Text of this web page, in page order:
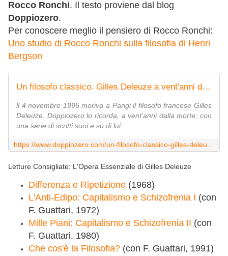
Rocco Ronchi. Il testo proviene dal blog
Doppiozero.
Per conoscere meglio il pensiero di Rocco Ronchi:
Uno studio di Rocco Ronchi sulla filosofia di Henri
Bergson
Un filosofo classico. Gilles Deleuze a vent'anni dalla morte
ll 4 novembre 1995 moriva a Parigi il filosofo francese Gilles
Deleuze. Doppiozero lo ricorda, a vent'anni dalla morte, con
una serie di scritti suoi e su di lui.
Letture Consigliate: L'Opera Essenziale di Gilles Deleuze
Differenza e Ripetizione (1968)
L'Anti-Edipo: Capitalismo e Schizofrenia I (con
F. Guattari, 1972)
Mille Piani: Capitalismo e Schizofrenia II (con
F. Guattari, 1980)
Che cos'è la Filosofia? (con F. Guattari, 1991)